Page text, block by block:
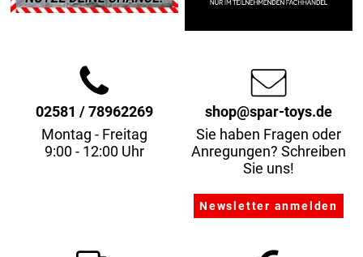
02581 / 78962269
Montag - Freitag
9:00 - 12:00 Uhr
shop@spar-toys.de
Sie haben Fragen oder
Anregungen? Schreiben
Sie uns!